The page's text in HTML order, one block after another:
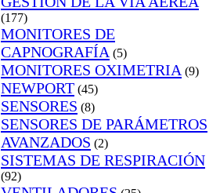
(177)
MONITORES DE
CAPNOGRAFÍA (5)
MONITORES OXIMETRIA (9)
NEWPORT (45)
SENSORES (8)
SENSORES DE PARÁMETROS
AVANZADOS (2)
SISTEMAS DE RESPIRACIÓN
(92)